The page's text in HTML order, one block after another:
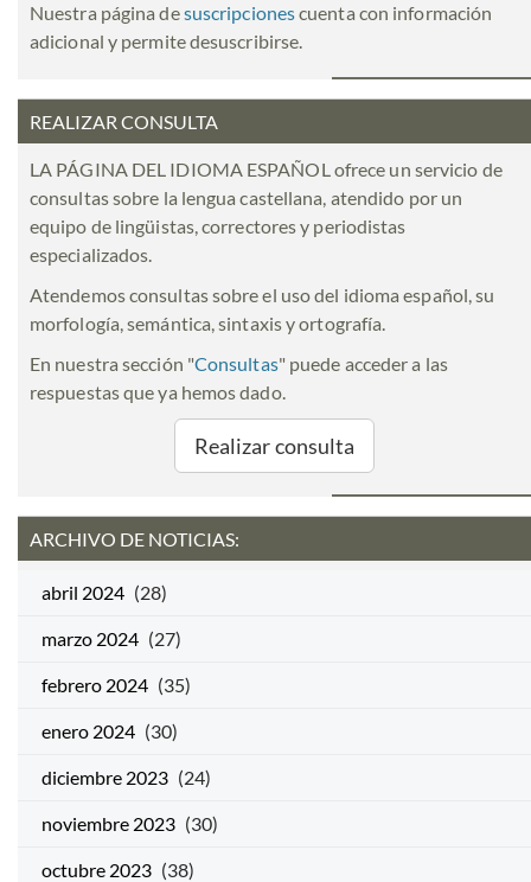
Nuestra página desuscripcionescuenta con información
adicional y permite desuscribirse.
REALIZAR CONSULTA
LA PÁGINA DEL IDIOMA ESPAÑOL ofrece un servicio de
consultas sobre la lengua castellana, atendido por un
equipo de lingüistas, correctores y periodistas
especializados.
Atendemos consultas sobre el uso del idioma español, su
morfología, semántica, sintaxis y ortografía.
En nuestra sección "Consultas" puede acceder a las
respuestas que ya hemos dado.
Realizar consulta
ARCHIVO DE NOTICIAS:
abril 2024 (28)
marzo 2024 (27)
febrero 2024 (35)
enero 2024 (30)
diciembre 2023 (24)
noviembre 2023 (30)
octubre 2023 (38)